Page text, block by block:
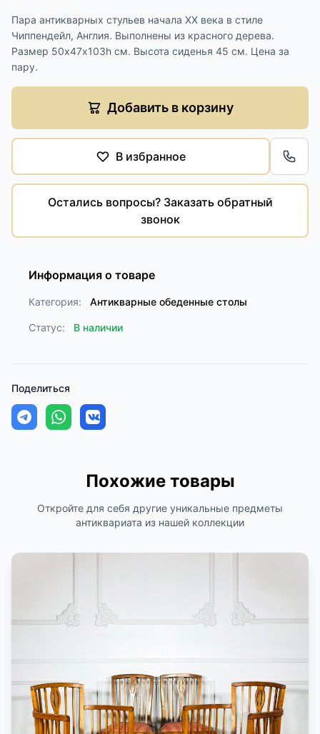
Пара антикварных стульев начала XX века в стиле
Чиппендейл, Англия. Выполнены из красного дерева.
Размер 50х47х103h см. Высота сиденья 45 см. Цена за
пару.
Добавить в корзину
В избранное
Остались вопросы? Заказать обратный
звонок
Информация о товаре
Категория: Антикварные обеденные столы
Статус: В наличии
Поделиться
Похожие товары
Откройте для себя другие уникальные предметы
антиквариата из нашей коллекции